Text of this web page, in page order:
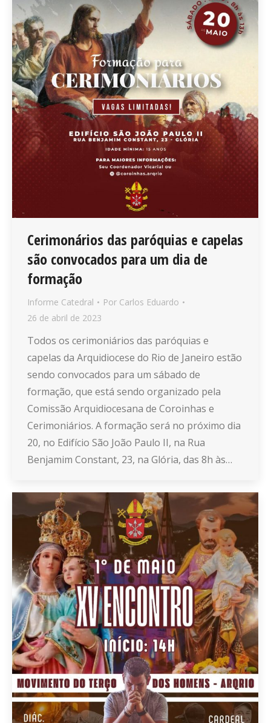
Cerimonários das paróquias e capelas
são convocados para um dia de
formação
Informe Catedral Por Carlos Eduardo
26 de abril de 2023
Todos os cerimoniários das paróquias e
capelas da Arquidiocese do Rio de Janeiro estão
sendo convocados para um sábado de
formação, que está sendo organizado pela
Comissão Arquidiocesana de Coroinhas e
Cerimoniários. A formação será no próximo dia
20, no Edifício São João Paulo II, na Rua
Benjamim Constant, 23, na Glória, das 8h às…